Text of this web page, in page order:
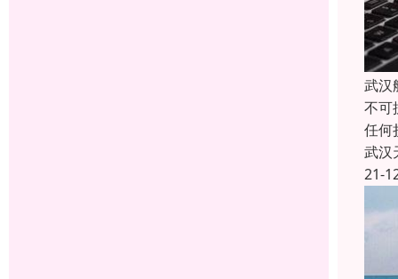
武汉
不可
任何
武汉
21-